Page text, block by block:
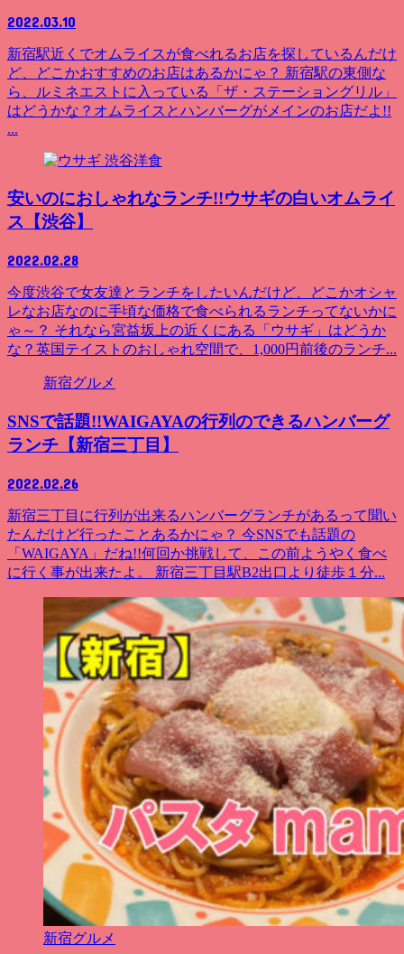
2022.03.10
新宿駅近くでオムライスが食べれるお店を探しているんだけ
ど、どこかおすすめのお店はあるかにゃ？ 新宿駅の東側な
ら、ルミネエストに入っている「ザ・ステーショングリル」
はどうかな？オムライスとハンバーグがメインのお店だよ!!
...
洋食
安いのにおしゃれなランチ!!ウサギの白いオムライ
ス【渋谷】
2022.02.28
今度渋谷で女友達とランチをしたいんだけど、どこかオシャ
レなお店なのに手頃な価格で食べられるランチってないかに
ゃ～？ それなら宮益坂上の近くにある「ウサギ」はどうか
な？英国テイストのおしゃれ空間で、1,000円前後のランチ...
新宿グルメ
SNSで話題!!WAIGAYAの行列のできるハンバーグ
ランチ【新宿三丁目】
2022.02.26
新宿三丁目に行列が出来るハンバーグランチがあるって聞い
たんだけど行ったことあるかにゃ？ 今SNSでも話題の
「WAIGAYA」だね!!何回か挑戦して、この前ようやく食べ
に行く事が出来たよ。 新宿三丁目駅B2出口より徒歩１分...
新宿グルメ